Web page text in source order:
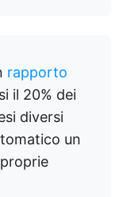
rapporto
il 20% dei
diversi
un